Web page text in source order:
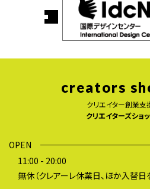
creators
クリエイター創業支
クリエイターズショ
OPEN
11:00 - 20:00
無休（クレアーレ休業日、ほか入替日